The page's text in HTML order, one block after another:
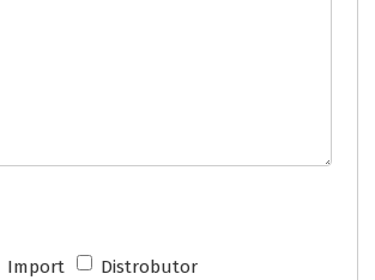
Import Distrobutor